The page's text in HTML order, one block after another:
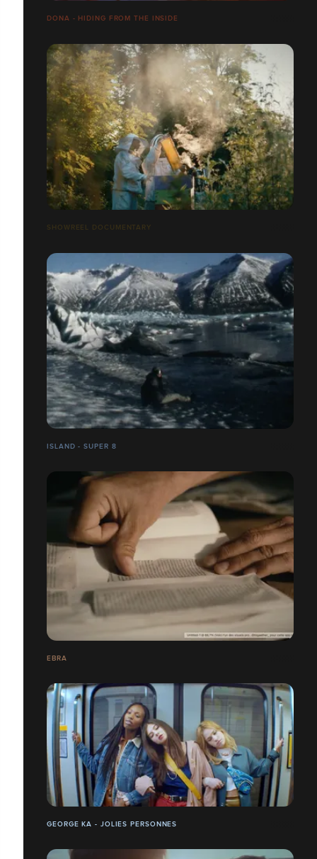
DONA - HIDING FROM THE INSIDE
SHOWREEL DOCUMENTARY
ISLAND - SUPER 8
EBRA
GEORGE KA - JOLIES PERSONNES